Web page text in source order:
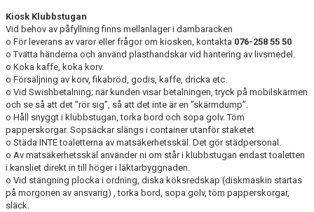
MATCHER
CUPER ARBETSBESKRIVNING
PLANSCHEMA
Kiosk Klubbstugan
Vid behov av påfyllning finns mellanlager i dambaracken
o För leverans av varor eller frågor om kiosken, kontakta 076-258 55 50
o Tvätta händerna och använd plasthandskar vid hantering av livsmedel.
o Koka kaffe, koka korv.
o Försäljning av korv, fikabröd, godis, kaffe, dricka etc.
o Vid Swishbetalning; när kunden visar betalningen, tryck på mobilskärmen
och se så att det ”rör sig”, så att det inte är en ”skärmdump”.
o Håll snyggt i klubbstugan, torka bord och sopa golv. Töm
papperskorgar. Sopsäckar slängs i container utanför staketet
o Städa INTE toaletterna av matsäkerhetsskäl. Det gör städpersonal.
o Av matsäkerhetsskäl använder ni om står i klubbstugan endast toaletten
i kansliet direkt in till höger i läktarbyggnaden.
o Vid stängning plocka i ordning, diska köksredskap (diskmaskin startas
på morgonen av ansvarig) , torka bord, sopa golv, töm papperskorgar,
släck.